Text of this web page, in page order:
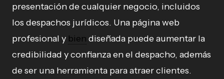
presentación de cualquier negocio, incluidos
los despachos jurídicos. Una página web
profesional y bien diseñada puede aumentar la
credibilidad y confianza en el despacho, además
de ser una herramienta para atraer clientes.